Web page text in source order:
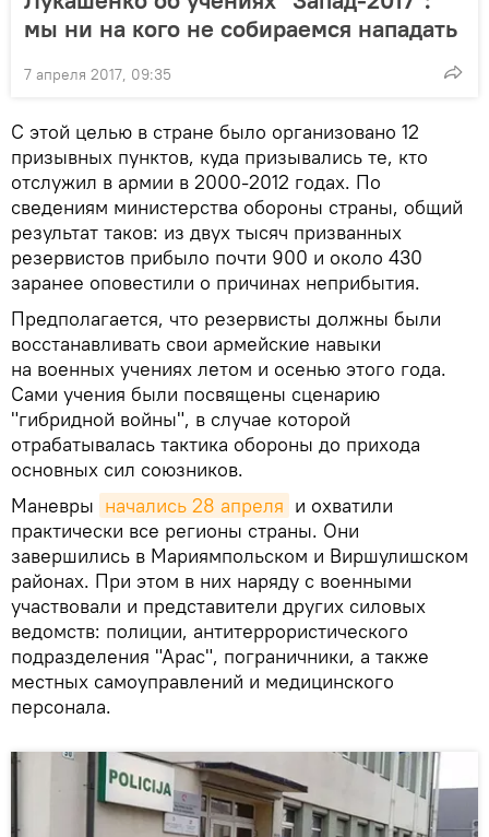
мы ни на кого не собираемся нападать
7 апреля 2017, 09:35
С этой целью в стране было организовано 12
призывных пунктов, куда призывались те, кто
отслужил в армии в 2000-2012 годах. По
сведениям министерства обороны страны, общий
результат таков: из двух тысяч призванных
резервистов прибыло почти 900 и около 430
заранее оповестили о причинах неприбытия.
Предполагается, что резервисты должны были
восстанавливать свои армейские навыки
на военных учениях летом и осенью этого года.
Сами учения были посвящены сценарию
"гибридной войны", в случае которой
отрабатывалась тактика обороны до прихода
основных сил союзников.
Маневры начались 28 апреля и охватили
практически все регионы страны. Они
завершились в Мариямпольском и Виршулишском
районах. При этом в них наряду с военными
участвовали и представители других силовых
ведомств: полиции, антитеррористического
подразделения "Арас", пограничники, а также
местных самоуправлений и медицинского
персонала.